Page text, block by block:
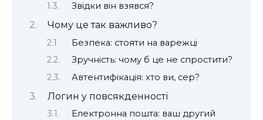
Звідки він взявся?
Чому це так важливо?
Безпека: стояти на варежці
Зручність: чому б це не спростити?
Автентифікація: хто ви, сер?
Логин у повсякденності
Електронна пошта: ваш другий